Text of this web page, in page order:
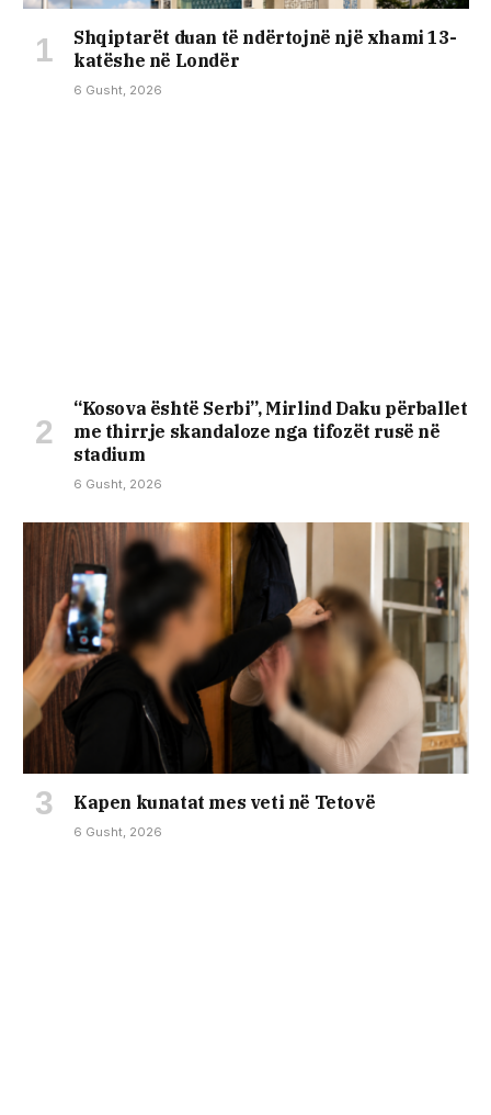
Shqiptarët duan të ndërtojnë një xhami 13-
katëshe në Londër
6 Gusht, 2026
“Kosova është Serbi”, Mirlind Daku përballet
me thirrje skandaloze nga tifozët rusë në
stadium
6 Gusht, 2026
Kapen kunatat mes veti në Tetovë
6 Gusht, 2026